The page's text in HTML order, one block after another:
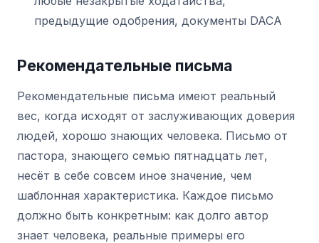
предыдущие одобрения, документы DACA
Рекомендательные письма
Рекомендательные письма имеют реальный
вес, когда исходят от заслуживающих доверия
людей, хорошо знающих человека. Письмо от
пастора, знающего семью пятнадцать лет,
несёт в себе совсем иное значение, чем
шаблонная характеристика. Каждое письмо
должно быть конкретным: как долго автор
знает человека, реальные примеры его